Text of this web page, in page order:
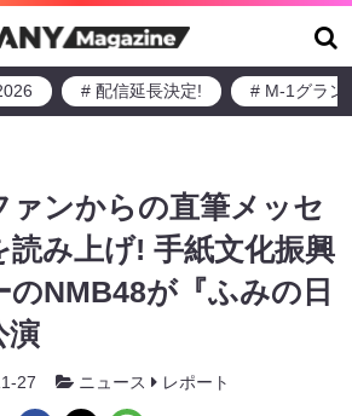
# 配信延長決定! # M-1グラン
ァンからの直筆メッセ
読み上げ! 手紙文化振興
NMB48が『ふみの日
演
27 ニュース レポート